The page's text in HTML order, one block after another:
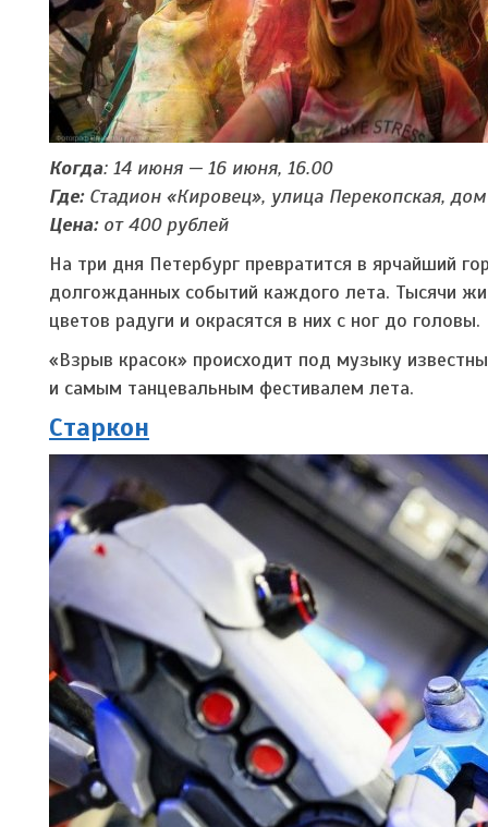
Когда: 14 июня — 16 июня, 16.00
Где:Стадион «Кировец», улица Перекопская,
Цена:от 400 рублей
На три дня Петербург превратится в ярчайший
долгожданных событий каждого лета. Тысячи
цветов радуги и окрасятся в них с ног до головы.
«Взрыв красок» происходит под музыку
и самым танцевальным фестивалем лета.
Старкон